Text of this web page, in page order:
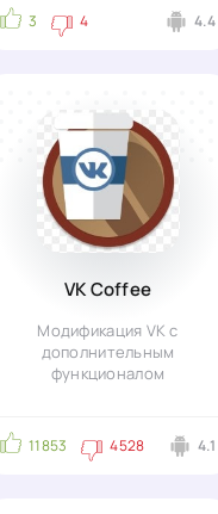
3 4 4.4
VK Coffee
Модификация VK c
дополнительным
функционалом
11853 4528 4.1